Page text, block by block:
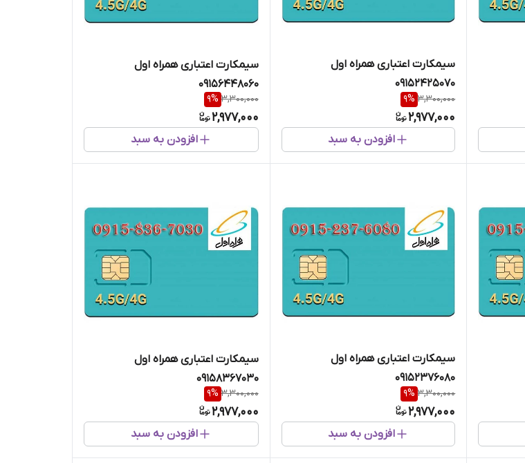
سیمکارت اعتباری همراه اول
09152425070
3,300,000
9%
2,977,000
افزودن به سبد
سیمکارت اعتباری همراه اول
09156448060
3,300,000
9%
2,977,000
افزودن به سبد
سیمکارت اعتباری همراه اول
09152376080
3,300,000
9%
2,977,000
افزودن به سبد
سیمکارت اعتباری همراه اول
09158367030
3,300,000
9%
2,977,000
افزودن به سبد